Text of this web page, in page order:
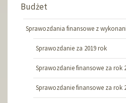
Budżet
Sprawozdania finansowe z
Sprawozdanie za 2019 rok
Sprawozdanie finansowe za rok
Sprawozdanie finansowe za rok